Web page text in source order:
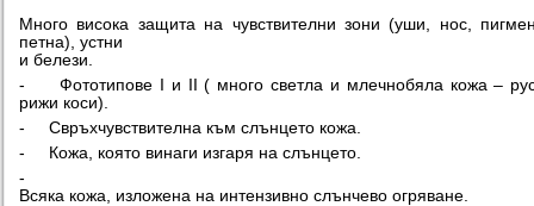
Много висока защита на чувствителни зони (уши, нос,
петна), устни
и белези.
- Фототипове I и II ( много светла и млечнобяла кожа –
рижи коси).
- Свръхчувствителна към слънцето кожа.
- Кожа, която винаги изгаря на слънцето.
-
Всяка кожа, изложена на интензивно слънчево огряване.